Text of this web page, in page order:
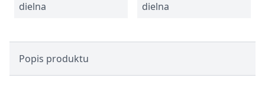
dielna
dielna
Popis produktu